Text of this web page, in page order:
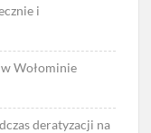
i
Wołominie
deratyzacji na